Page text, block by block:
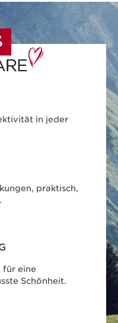
in jeder
praktisch,
für eine
Schönheit.